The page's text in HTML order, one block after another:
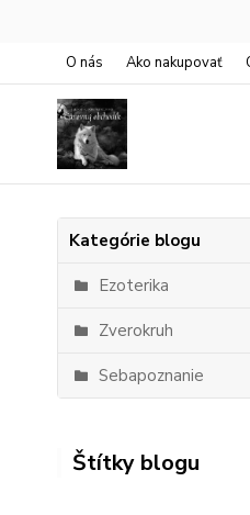
O nás Ako nakupovať
Kategórie blogu
Ezoterika
Zverokruh
Sebapoznanie
Štítky blogu